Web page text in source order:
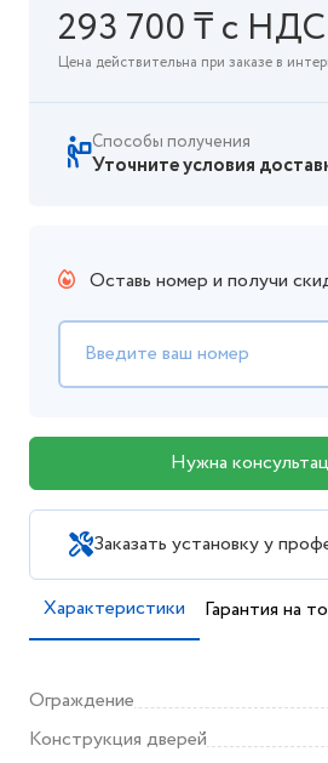
293 700 ₸ с НДС
Цена действительна при заказе в
Способы получения
Уточните условия
Оставь номер и получи
Нужна
Заказать установку у
Характеристики Гарантия на
Ограждение
Конструкция дверей